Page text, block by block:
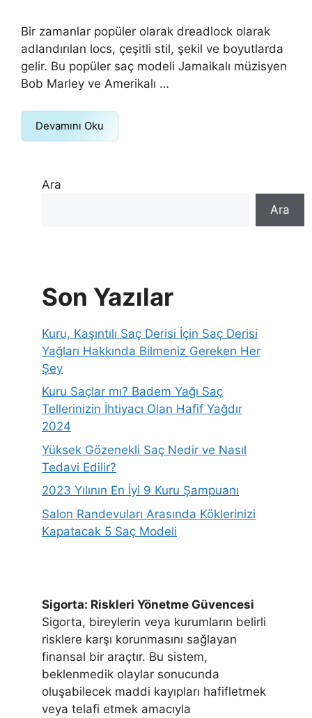
Bir zamanlar popüler olarak dreadlock olarak
adlandırılan locs, çeşitli stil, şekil ve boyutlarda
gelir. Bu popüler saç modeli Jamaikalı müzisyen
Bob Marley ve Amerikalı …
Devamını Oku
Ara
Ara
Son Yazılar
Kuru, Kaşıntılı Saç Derisi İçin Saç Derisi
Yağları Hakkında Bilmeniz Gereken Her
Şey
Kuru Saçlar mı? Badem Yağı Saç
Tellerinizin İhtiyacı Olan Hafif Yağdır
2024
Yüksek Gözenekli Saç Nedir ve Nasıl
Tedavi Edilir?
2023 Yılının En İyi 9 Kuru Şampuanı
Salon Randevuları Arasında Köklerinizi
Kapatacak 5 Saç Modeli
Sigorta: Riskleri Yönetme Güvencesi
Sigorta, bireylerin veya kurumların belirli
risklere karşı korunmasını sağlayan
finansal bir araçtır. Bu sistem,
beklenmedik olaylar sonucunda
oluşabilecek maddi kayıpları hafifletmek
veya telafi etmek amacıyla